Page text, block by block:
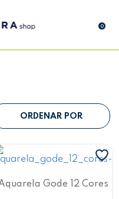
0
Gode 12 Cores